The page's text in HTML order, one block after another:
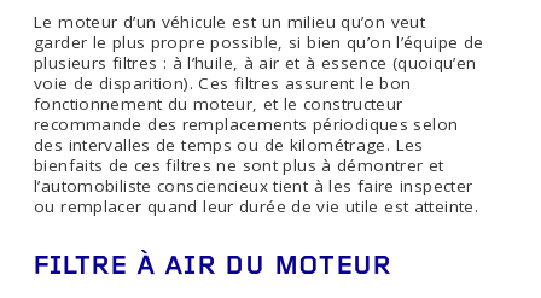
Le moteur d’un véhicule est un milieu qu’on veut
garder le plus propre possible, si bien qu’on l’équipe de
plusieurs filtres : à l’huile, à air et à essence (quoiqu’en
voie de disparition). Ces filtres assurent le bon
fonctionnement du moteur, et le constructeur
recommande des remplacements périodiques selon
des intervalles de temps ou de kilométrage. Les
bienfaits de ces filtres ne sont plus à démontrer et
l’automobiliste consciencieux tient à les faire inspecter
ou remplacer quand leur durée de vie utile est atteinte.
FILTRE À AIR DU MOTEUR